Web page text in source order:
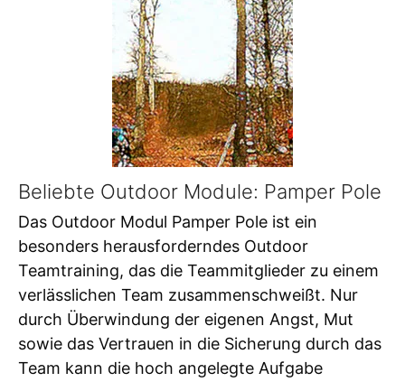
Beliebte Outdoor Module: Pamper Pole
Das Outdoor Modul Pamper Pole ist ein
besonders herausforderndes Outdoor
Teamtraining, das die Teammitglieder zu einem
verlässlichen Team zusammenschweißt. Nur
durch Überwindung der eigenen Angst, Mut
sowie das Vertrauen in die Sicherung durch das
Team kann die hoch angelegte Aufgabe